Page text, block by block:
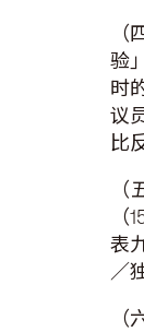
（
验
时
议
比
（
表
／
（